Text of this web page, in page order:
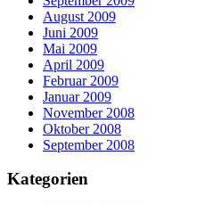
August 2009
Juni 2009
Mai 2009
April 2009
Februar 2009
Januar 2009
November 2008
Oktober 2008
September 2008
Kategorien